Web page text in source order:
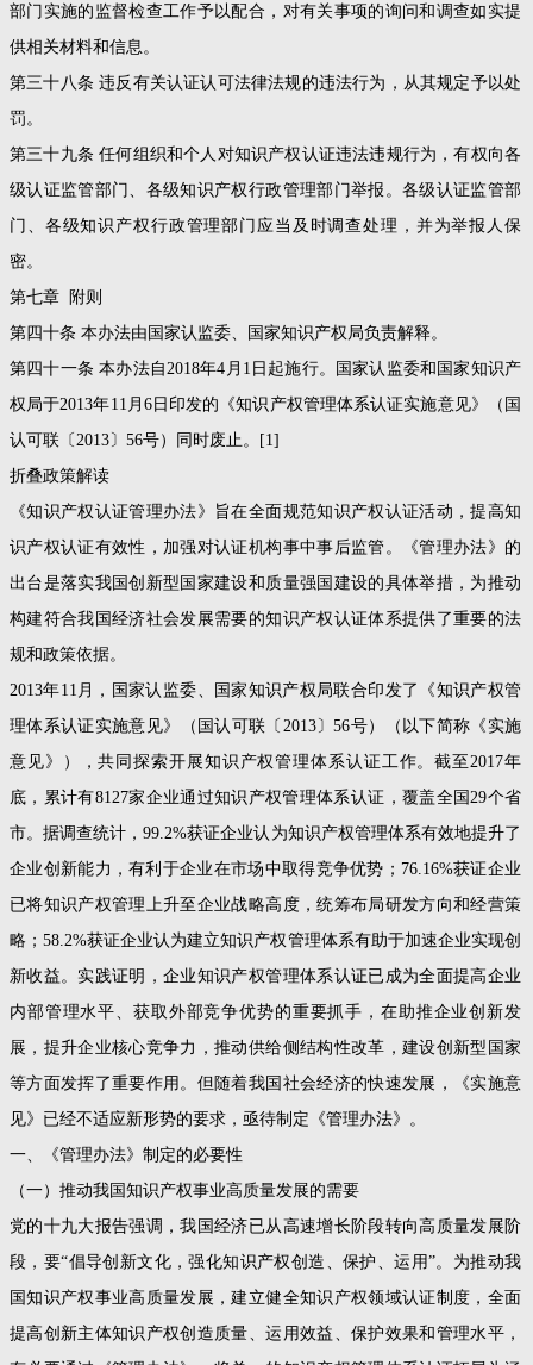
部门实施的监督检查工作予以配合，对有关事项的询问和调查如实提
供相关材料和信息。
第三十八条 违反有关认证认可法律法规的违法行为，从其规定予以处
罚。
第三十九条 任何组织和个人对知识产权认证违法违规行为，有权向各
级认证监管部门、各级知识产权行政管理部门举报。各级认证监管部
门、各级知识产权行政管理部门应当及时调查处理，并为举报人保
密。
第七章 附则
第四十条 本办法由国家认监委、国家知识产权局负责解释。
第四十一条 本办法自2018年4月1日起施行。国家认监委和国家知识产
权局于2013年11月6日印发的《知识产权管理体系认证实施意见》（国
认可联〔2013〕56号）同时废止。[1]
折叠政策解读
《知识产权认证管理办法》旨在全面规范知识产权认证活动，提高知
识产权认证有效性，加强对认证机构事中事后监管。《管理办法》的
出台是落实我国创新型国家建设和质量强国建设的具体举措，为推动
构建符合我国经济社会发展需要的知识产权认证体系提供了重要的法
规和政策依据。
2013年11月，国家认监委、国家知识产权局联合印发了《知识产权管
理体系认证实施意见》（国认可联〔2013〕56号）（以下简称《实施
意见》），共同探索开展知识产权管理体系认证工作。截至2017年
底，累计有8127家企业通过知识产权管理体系认证，覆盖全国29个省
市。据调查统计，99.2%获证企业认为知识产权管理体系有效地提升了
企业创新能力，有利于企业在市场中取得竞争优势；76.16%获证企业
已将知识产权管理上升至企业战略高度，统筹布局研发方向和经营策
略；58.2%获证企业认为建立知识产权管理体系有助于加速企业实现创
新收益。实践证明，企业知识产权管理体系认证已成为全面提高企业
内部管理水平、获取外部竞争优势的重要抓手，在助推企业创新发
展，提升企业核心竞争力，推动供给侧结构性改革，建设创新型国家
等方面发挥了重要作用。但随着我国社会经济的快速发展，《实施意
见》已经不适应新形势的要求，亟待制定《管理办法》。
一、《管理办法》制定的必要性
（一）推动我国知识产权事业高质量发展的需要
党的十九大报告强调，我国经济已从高速增长阶段转向高质量发展阶
段，要“倡导创新文化，强化知识产权创造、保护、运用”。为推动我
国知识产权事业高质量发展，建立健全知识产权领域认证制度，全面
提高创新主体知识产权创造质量、运用效益、保护效果和管理水平，